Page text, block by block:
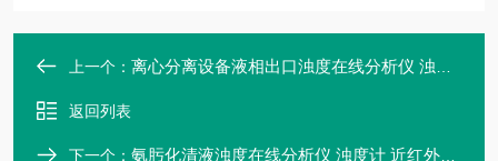
上一个： 离心分离设备液相出口浊度在线分析仪 浊度计 近红外 传感器管道安装
返回列表
下一个： 氨肟化清液浊度在线分析仪 浊度计 近红外散射光 传感器管道安装